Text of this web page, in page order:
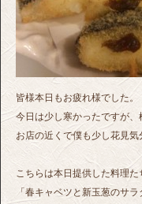
皆様本日もお疲れ様でした。
今日は少し寒かったですが、
お店の近くで僕も少し花見
こちらは本日提供した料理た
「春キャベツと新玉葱のサラ